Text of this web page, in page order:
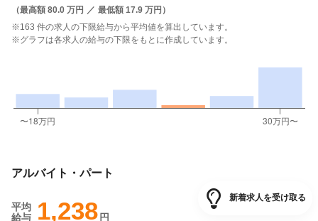
（最高額 80.0 万円 ／ 最低額 17.9 万円 ）
※163 件の求人の下限給与から平均値を算出しています。
※グラフは各求人の給与の下限をもとに作成しています。
アルバイト・パート
平均
給与
1,238 円
新着求人を受け取る